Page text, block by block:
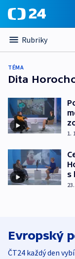
Rubriky
TÉMA
Dita
1.
s
Evropský
ČT24 každý den